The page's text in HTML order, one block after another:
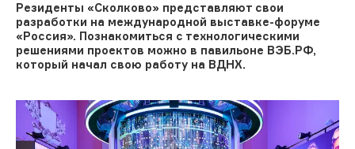
Резиденты «Сколково» представляют свои
разработки на международной выставке-форуме
«Россия». Познакомиться с технологическими
решениями проектов можно в павильоне ВЭБ.РФ,
который начал свою работу на ВДНХ.